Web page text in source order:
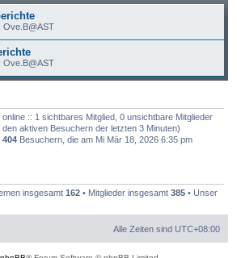
Ove.B@AST
Ove.B@AST
:: 1 sichtbares Mitglied, 0 unsichtbare Mitglieder
aktiven Besuchern der letzten 3 Minuten)
404Besuchern, die am Mi Mär 18, 2026 6:35 pm
insgesamt 162• Mitglieder insgesamt 385• Unser
Alle Zeiten sind UTC+08:00